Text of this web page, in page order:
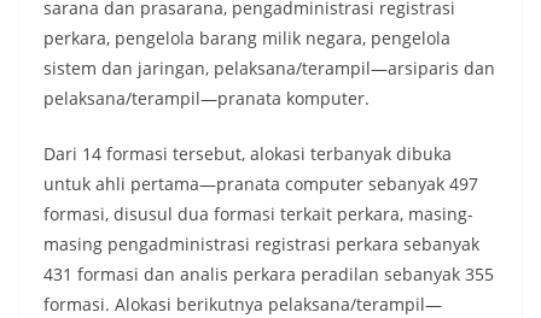
sarana dan prasarana, pengadministrasi registrasi
perkara, pengelola barang milik negara, pengelola
sistem dan jaringan, pelaksana/terampil—arsiparis dan
pelaksana/terampil—pranata komputer.
Dari 14 formasi tersebut, alokasi terbanyak dibuka
untuk ahli pertama—pranata computer sebanyak 497
formasi, disusul dua formasi terkait perkara, masing-
masing pengadministrasi registrasi perkara sebanyak
431 formasi dan analis perkara peradilan sebanyak 355
formasi. Alokasi berikutnya pelaksana/terampil—